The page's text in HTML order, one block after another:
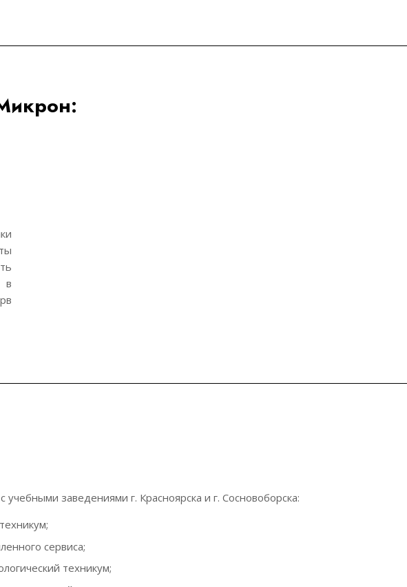
в
заведениями г. Красноярска и г. Сосновоборска:
сервиса;
техникум;